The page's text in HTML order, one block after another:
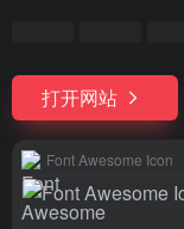
打开网站
Font Awesome Icon